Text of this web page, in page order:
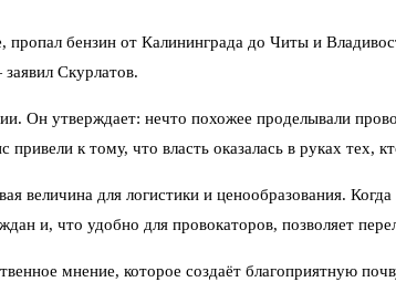
пропал бензин от Калининграда до Читы и
Скурлатов.
Он утверждает: нечто похожее проделывали
к тому, что власть оказалась в руках тех,
величина для логистики и ценообразования.
и, что удобно для провокаторов, позволяет
мнение, которое создаёт благоприятную